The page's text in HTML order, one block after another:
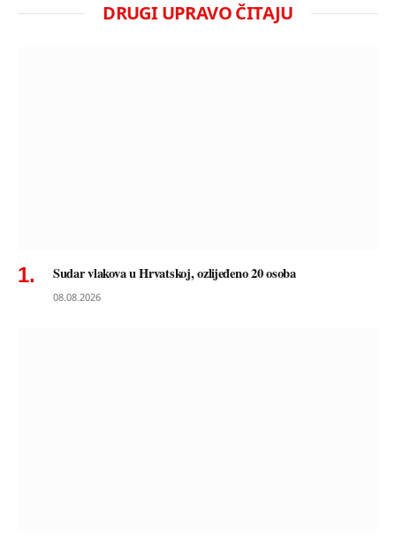
DRUGI UPRAVO ČITAJU
Sudar vlakova u Hrvatskoj, ozlijeđeno 20 osoba
08.08.2026